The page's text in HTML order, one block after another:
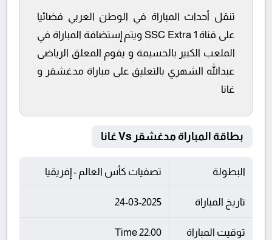
تنقل أحداث المباراة في الوطن العربي فضائيا
على قناة SSC Extra 1 ويتم إستضافة المباراة في
الملعب الكبير بالحسيمة و يقوم المعلق الرياضى
عبدالله الشهري بالتعليق على مباراة مدغشقر و
غانا
بطاقة المباراة مدغشقر Vs غانا
البطولة تصفيات كأس العالم - إفريقيا
تاريخ المباراة 24-03-2025
توقيت المباراة 22:00 Time